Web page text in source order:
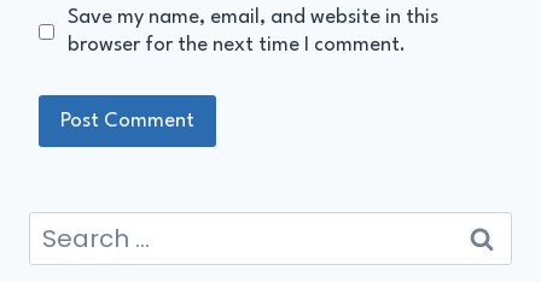
Save my name, email, and website in this
browser for the next time I comment.